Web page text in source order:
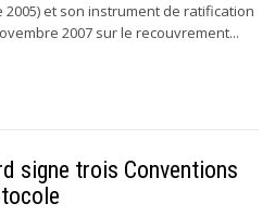
et son instrument de ratification
2007 sur le recouvrement...
signe trois Conventions